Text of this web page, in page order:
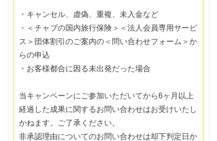
・キャンセル、虚偽、重複、未入金など
・＜チャブの国内旅行保険＞＜法人会員専用サービ
ス＞団体割引のご案内の＜問い合わせフォーム＞か
らの申込
・お客様都合に因る未出発だった場合
当キャンペーンにご参加いただいてから6ヶ月以上
経過した成果に関するお問い合わせはお受けいたし
かねます。ご了承ください。
非承認理由についてのお問い合わせは却下判定日か